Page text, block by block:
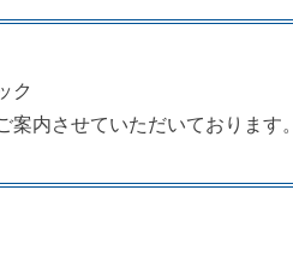
ク
内させていただいております。